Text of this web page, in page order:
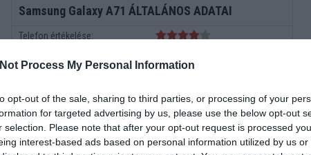
Process My Personal Information
opt-out of the sale, sharing to third parties, or processing of your
for targeted advertising by us, please use the below opt-out
selection. Please note that after your opt-out request is processed
interest-based ads based on personal information utilized by us or
Samsung Galaxy A71 ÁLTALÁNOS ADATAI
Telefon értékelése:
Operációs rendszer
Súly
179
Képernyő
6.7
Kamera
4x